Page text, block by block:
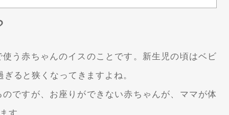
う赤ちゃんのイスのことです。新生児の頃はベビ
ると狭くなってきますよね。
ですが、お座りができない赤ちゃんが、ママが体